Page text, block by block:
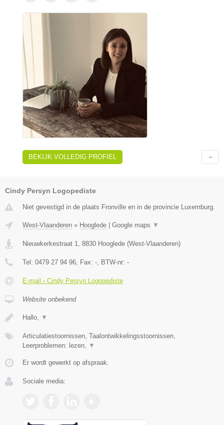
BEKIJK VOLLEDIG PROFIEL
Cindy Persyn Logopediste
Niet gevestigd in de plaats Fronville en in de provincie Luxemburg.
West-Vlaanderen » Hooglede Google maps ▼
Nieuwkerkestraat 1 8830 Hooglede (West-Vlaanderen)
Tel: 0479 27 94 96 , Fax: - , BTW-nr: -
E-mail › Cindy Persyn Logopediste
Website onbekend
Hallo, ▼
Articulatiestoornissen, Taalontwikkelingsstoornissen,
Leerproblemen: lezen,
▼
Er wordt gewerkt op afspraak.
Sociale media: